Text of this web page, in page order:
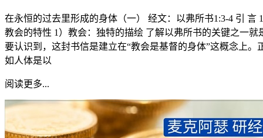
在永恒的过去里形成的身体（一） 经文：以弗所书1:3-4 引 言
教会的特性 1）教会：独特的描绘 了解以弗所书的关键之一就
要认识到，这封书信是建立在“教会是基督的身体”这概念上。
如人体是以
阅读更多...